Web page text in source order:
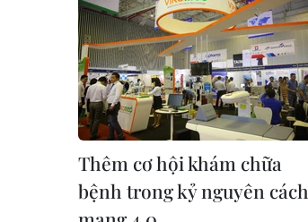
Thêm cơ hội khám chữa
bệnh trong kỷ nguyên cách